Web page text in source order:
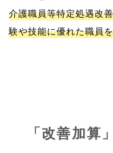
介護職員等特定処遇改
験や技能に優れた職員
「改善加算